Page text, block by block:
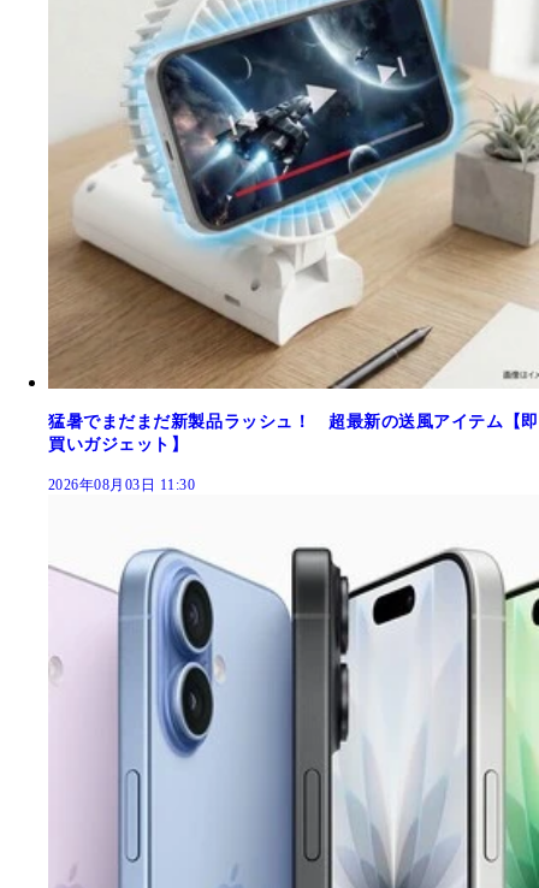
猛暑でまだまだ新製品ラッシュ！ 超最新の送風アイテム【即
買いガジェット】
2026年08月03日 11:30